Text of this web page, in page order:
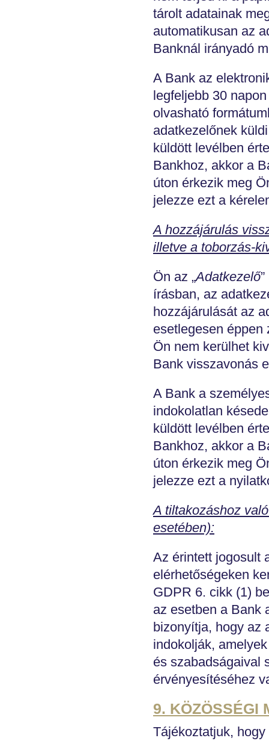
tárolt adatainak
automatikusan az
Banknál irányadó
A Bank az
legfeljebb 30
olvasható
adatkezelőnek
küldött levélben
Bankhoz, akkor a
úton érkezik meg
jelezze ezt a
A hozzájárulás
illetve a toborzás-
Ön az „Adatkezelő
írásban, az
hozzájárulását az
esetlegesen éppen
Ön nem kerülhet
Bank visszavonás
A Bank a
indokolatlan
küldött levélben
Bankhoz, akkor a
úton érkezik meg
jelezze ezt a
A tiltakozáshoz
esetében):
Az érintett jogosult
elérhetőségeken
GDPR 6. cikk (1)
az esetben a Bank
bizonyítja, hogy az
indokolják,
és szabadságaival
érvényesítéséhez
9. KÖZÖSSÉGI
Tájékoztatjuk,